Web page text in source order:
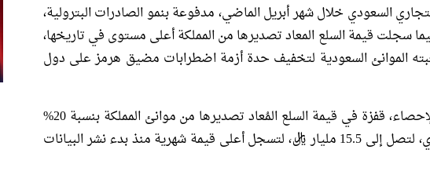
السعودي خلال شهر أبريل الماضي، مدفوعة بنمو الصادرات البترولية،
سجلت قيمة السلع المعاد تصديرها من المملكة أعلى مستوى في تاريخها،
الموانئ السعودية لتخفيف حدة أزمة اضطرابات مضيق هرمز على دول
وأظهرت بيانات الهيئة العامة للإحصاء، قفزة في قيمة السلع المُعاد تصديرها من موانئ المملكة بنسبة 20%
في شهر أبريل على أساس سنوي، لتصل إلى 15.5 مليار ريال، لتسجل أعلى قيمة شهرية منذ بدء نشر البيانات